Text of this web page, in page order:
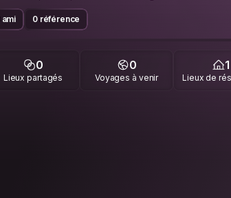
ami 0 référence
0
Lieux partagés
0
Voyages à venir
1
Lieux de